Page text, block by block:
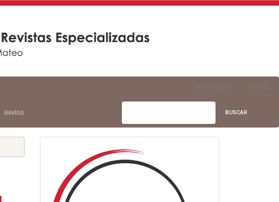
ENVÍOS BUSCAR